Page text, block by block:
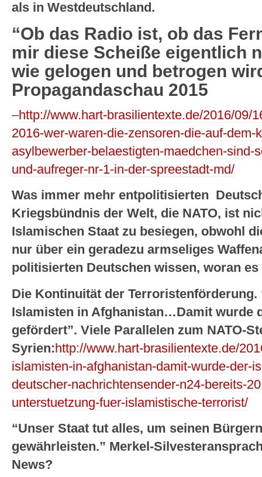
als in Westdeutschland.
“Ob das Radio ist, ob das
mir diese Scheiße eigentlich
wie gelogen und betrogen
Propagandaschau 2015
–http://www.hart-brasilientexte.de/2016/09/
2016-wer-waren-die-zensoren-die-auf-dem-
asylbewerber-belaestigten-maedchen-sind-
und-aufreger-nr-1-in-der-spreestadt-md/
Was immer mehr entpolitisierten
Kriegsbündnis der Welt, die NATO, ist
Islamischen Staat zu besiegen, obwohl
nur über ein geradezu armseliges
politisierten Deutschen wissen, woran es
Die Kontinuität der Terroristenförderung.
Islamisten in Afghanistan…Damit wurde
gefördert”. Viele Parallelen zum NATO-
Syrien:http://www.hart-brasilientexte.de/
islamisten-in-afghanistan-damit-wurde-der-
deutscher-nachrichtensender-n24-bereits-
unterstuetzung-fuer-islamistische-terrorist/
“Unser Staat tut alles, um seinen
gewährleisten.” Merkel-
News?